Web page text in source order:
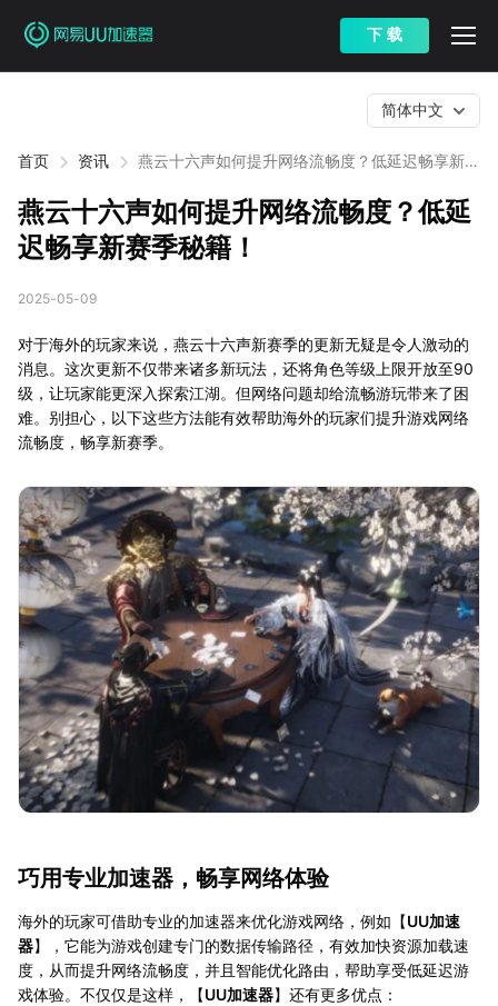
下 载
首页 资讯
燕云十六声如何提升网络流畅度？低延迟畅享新赛
简体中文
燕云十六声如何提升网络流畅度？低延
迟畅享新赛季秘籍！
2025-05-09
对于海外的玩家来说，燕云十六声新赛季的更新无疑是令人激动的
消息。这次更新不仅带来诸多新玩法，还将角色等级上限开放至90
级，让玩家能更深入探索江湖。但网络问题却给流畅游玩带来了困
难。别担心，以下这些方法能有效帮助海外的玩家们提升游戏网络
流畅度，畅享新赛季。
巧用专业加速器，畅享网络体验
海外的玩家可借助专业的加速器来优化游戏网络，例如【UU加速
器】，它能为游戏创建专门的数据传输路径，有效加快资源加载速
度，从而提升网络流畅度，并且智能优化路由，帮助享受低延迟游
戏体验。不仅仅是这样，【UU加速器】还有更多优点：